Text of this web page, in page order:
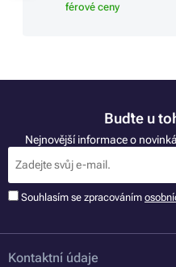
férové ceny
Buďte u
Nejnovější informace o
Souhlasím se zpracováním
Kontaktní údaje